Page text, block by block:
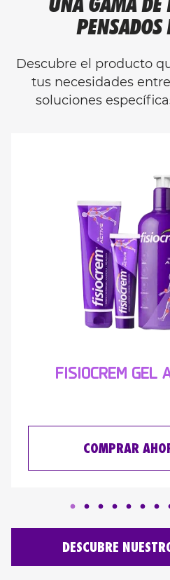
Descubre el producto
tus necesidades
soluciones
FISIOCREM GEL
COMPRAR
DESCUBRE